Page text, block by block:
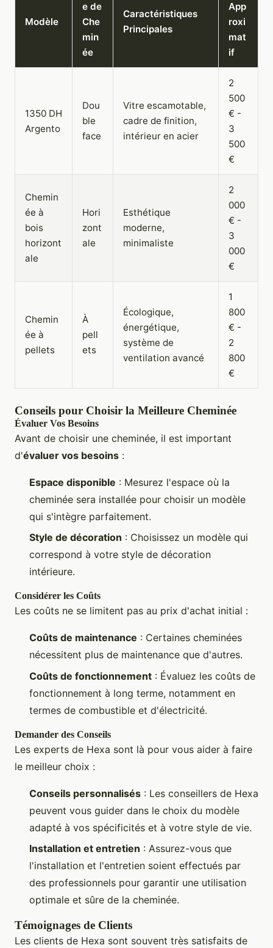
Modèle
e de
Che
min
ée
Caractéristiques
Principales
App
roxi
mat
if
1350 DH
Argento
Dou
ble
face
Vitre escamotable,
cadre de finition,
intérieur en acier
2
500
€ -
3
500
€
Chemin
ée à
bois
horizont
ale
Hori
zont
ale
Esthétique
moderne,
minimaliste
2
000
€ -
3
000
€
Chemin
ée à
pellets
À
pell
ets
Écologique,
énergétique,
système de
ventilation avancé
1
800
€ -
2
800
€
Conseils pour Choisir la Meilleure Cheminée
Évaluer Vos Besoins
Avant de choisir une cheminée, il est important
d'évaluer vos besoins :
Espace disponible : Mesurez l'espace où la
cheminée sera installée pour choisir un modèle
qui s'intègre parfaitement.
Style de décoration : Choisissez un modèle qui
correspond à votre style de décoration
intérieure.
Considérer les Coûts
Les coûts ne se limitent pas au prix d'achat initial :
Coûts de maintenance : Certaines cheminées
nécessitent plus de maintenance que d'autres.
Coûts de fonctionnement : Évaluez les coûts de
fonctionnement à long terme, notamment en
termes de combustible et d'électricité.
Demander des Conseils
Les experts de Hexa sont là pour vous aider à faire
le meilleur choix :
Conseils personnalisés : Les conseillers de Hexa
peuvent vous guider dans le choix du modèle
adapté à vos spécificités et à votre style de vie.
Installation et entretien : Assurez-vous que
l'installation et l'entretien soient effectués par
des professionnels pour garantir une utilisation
optimale et sûre de la cheminée.
Témoignages de Clients
Les clients de Hexa sont souvent très satisfaits de